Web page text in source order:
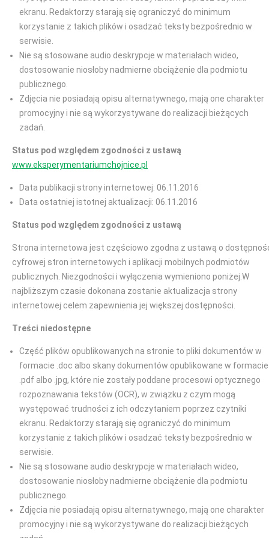
ekranu. Redaktorzy starają się ograniczyć do minimum
korzystanie z takich plików i osadzać teksty bezpośrednio w
serwisie.
Nie są stosowane audio deskrypcje w materiałach wideo,
dostosowanie niosłoby nadmierne obciążenie dla podmiotu
publicznego.
Zdjęcia nie posiadają opisu alternatywnego, mają one charakter
promocyjny i nie są wykorzystywane do realizacji bieżących
zadań.
Status pod względem zgodności z ustawą
www.eksperymentariumchojnice.pl
Data publikacji strony internetowej: 06.11.2016
Data ostatniej istotnej aktualizacji: 06.11.2016
Status pod względem zgodności z ustawą
Strona internetowa jest częściowo zgodna z ustawą o
cyfrowej stron internetowych i aplikacji mobilnych podmiotów
publicznych. Niezgodności i wyłączenia wymieniono poniżej.W
najbliższym czasie dokonana zostanie aktualizacja strony
internetowej celem zapewnienia jej większej dostępności.
Treści niedostępne
Część plików opublikowanych na stronie to pliki dokumentów w
formacie .doc albo skany dokumentów opublikowane w formacie
.pdf albo .jpg, które nie zostały poddane procesowi optycznego
rozpoznawania tekstów (OCR), w związku z czym mogą
występować trudności z ich odczytaniem poprzez czytniki
ekranu. Redaktorzy starają się ograniczyć do minimum
korzystanie z takich plików i osadzać teksty bezpośrednio w
serwisie.
Nie są stosowane audio deskrypcje w materiałach wideo,
dostosowanie niosłoby nadmierne obciążenie dla podmiotu
publicznego.
Zdjęcia nie posiadają opisu alternatywnego, mają one charakter
promocyjny i nie są wykorzystywane do realizacji bieżących